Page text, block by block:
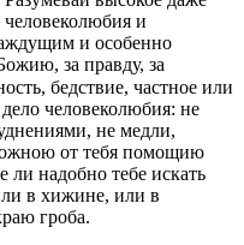
и
и особенно
за правду, за
бедствие, частное или
человеколюбия: не
не медли,
от тебя помощию
ли надобно тебе искать
в хижине, или в
гроба.